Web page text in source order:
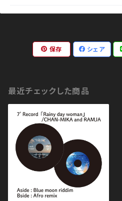
保存 シェア
最近チェックした商品